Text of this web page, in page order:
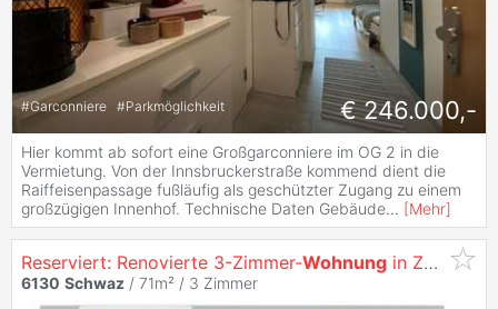
#Garconniere #Parkmöglichkeit € 246.000,-
Hier kommt ab sofort eine Großgarconniere im OG 2 in die
Vermietung. Von der Innsbruckerstraße kommend dient die
Raiffeisenpassage fußläufig als geschützter Zugang zu einem
großzügigen Innenhof. Technische Daten Gebäude... [Mehr]
Reserviert: Renovierte 3-Zimmer-Wohnung in Zentraler Lage in
6130 Schwaz / 71m² / 3 Zimmer